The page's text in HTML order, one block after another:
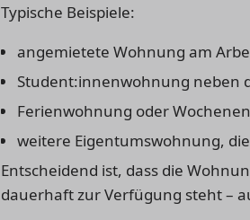
Typische Beispiele:
angemietete Wohnung am
Student:innenwohnung neben
Ferienwohnung oder
weitere Eigentumswohnung,
Entscheidend ist, dass die
dauerhaft zur Verfügung steht –